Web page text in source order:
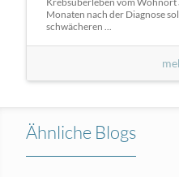
Monaten nach der Diagnose
schwächeren ...
Ähnliche Blogs